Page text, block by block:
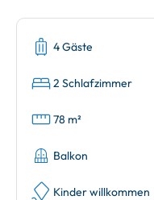
4 Gäste
2 Schlafzimmer
78 m²
Balkon
Kinder willkommen